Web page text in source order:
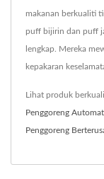
makanan berkualiti
puff bijirin dan puff
lengkap. Mereka
kepakaran
Lihat produk
Penggoreng
Penggoreng